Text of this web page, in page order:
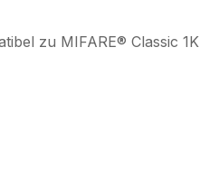
zu MIFARE® Classic 1K